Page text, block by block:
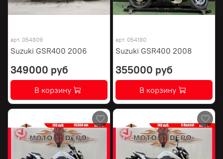
арт. 054809
Suzuki GSR400 2006
349000 руб
В корзину
арт. 054180
Suzuki GSR400 2008
355000 руб
В корзину